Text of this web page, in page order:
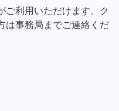
ご利用いただけます。ク
は事務局までご連絡くだ